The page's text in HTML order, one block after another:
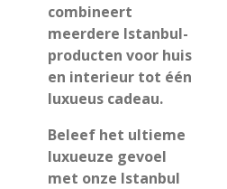
combineert
meerdere Istanbul-
producten voor huis
en interieur tot één
luxueus cadeau.
Beleef het ultieme
luxueuze gevoel
met onze Istanbul